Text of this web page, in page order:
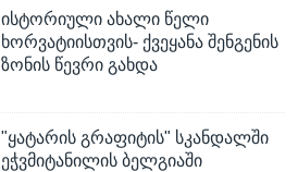
ისტორიული ახალი წელი
ხორვატიისთვის- ქვეყანა შენგენის
ზონის წევრი გახდა
"ყატარის გრაფიტის" სკანდალში
ეჭვმიტანილის ბელგიაში